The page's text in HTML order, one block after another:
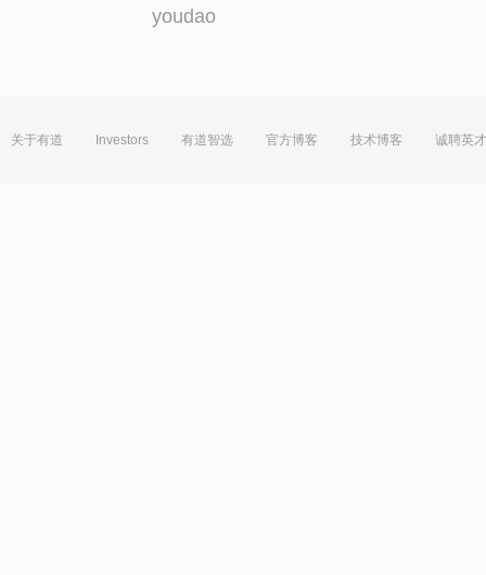
youdao
关于有道 Investors 有道智选 官方博客 技术博客 诚聘英才